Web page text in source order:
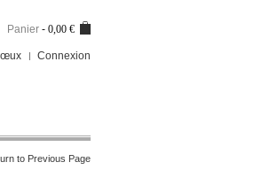
Panier - 0,00 €
Connexion
to Previous Page